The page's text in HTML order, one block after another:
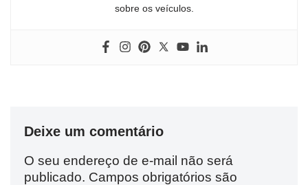
sobre os veículos.
Deixe um comentário
O seu endereço de e-mail não será
publicado. Campos obrigatórios são